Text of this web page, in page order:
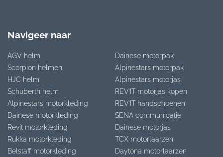
Navigeer naar
AGV helm
Scorpion helmen
HJC helm
Schuberth helm
Alpinestars motorkleding
Dainese motorkleding
Revit motorkleding
Rukka motorkleding
Belstaff motorkleding
Dainese motorpak
Alpinestars motorpak
Alpinestars motorjas
REV’IT motorjas kopen
REV’IT handschoenen
SENA communicatie
Dainese motorjas
TCX motorlaarzen
Daytona motorlaarzen